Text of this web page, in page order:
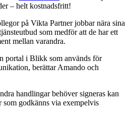
– helt kostnadsfritt!
på Vikta Partner jobbar nära sina
som medför att de har ett
mellan varandra.
portal i Blikk som används för
berättar Amando och
handlingar behöver signeras kan
godkänns via exempelvis